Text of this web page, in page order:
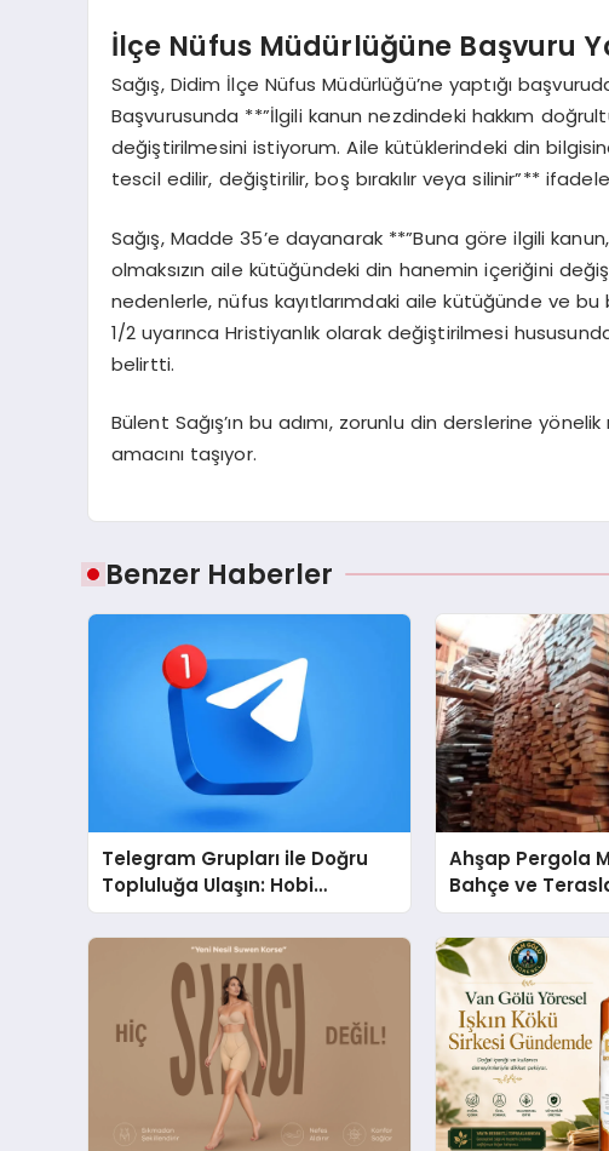
İlçe Nüfus Müdürlüğüne Başvuru
Sağış, Didim İlçe Nüfus Müdürlüğü’ne yaptığı
Başvurusunda **”İlgili kanun nezdindeki hakkım
değiştirilmesini istiyorum. Aile kütüklerindeki din
tescil edilir, değiştirilir, boş bırakılır veya silinir”**
Sağış, Madde 35’e dayanarak **”Buna göre ilgili
olmaksızın aile kütüğündeki din hanemin içeriğini
nedenlerle, nüfus kayıtlarımdaki aile kütüğünde ve bu
1/2 uyarınca Hristiyanlık olarak değiştirilmesi
belirtti.
Bülent Sağış’ın bu adımı, zorunlu din derslerine
amacını taşıyor.
Benzer Haberler
Telegram Grupları ile Doğru
Topluluğa Ulaşın: Hobi
Grupları İçin Telegram
Kullanımı
Ahşap Pergola
Bahçe ve
Tasarım Fikirleri